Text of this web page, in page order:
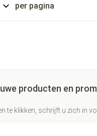
per pagina
producten en
te klikken, schrijft u zich in